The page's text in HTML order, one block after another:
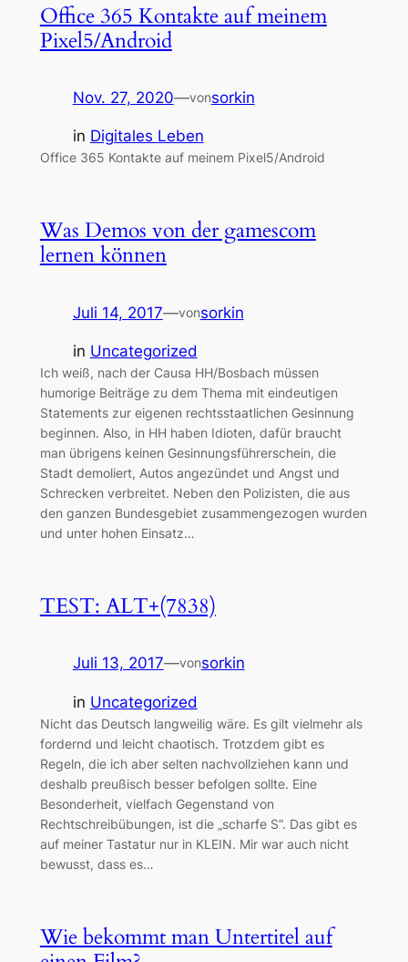
Office 365 Kontakte auf meinem
Pixel5/Android
Nov. 27, 2020—vonsorkin
in Digitales Leben
Office 365 Kontakte auf meinem Pixel5/Android
Was Demos von der gamescom
lernen können
Juli 14, 2017—vonsorkin
in Uncategorized
Ich weiß, nach der Causa HH/Bosbach müssen
humorige Beiträge zu dem Thema mit eindeutigen
Statements zur eigenen rechtsstaatlichen Gesinnung
beginnen. Also, in HH haben Idioten, dafür braucht
man übrigens keinen Gesinnungsführerschein, die
Stadt demoliert, Autos angezündet und Angst und
Schrecken verbreitet. Neben den Polizisten, die aus
den ganzen Bundesgebiet zusammengezogen wurden
und unter hohen Einsatz…
TEST: ALT+(7838)
Juli 13, 2017—vonsorkin
in Uncategorized
Nicht das Deutsch langweilig wäre. Es gilt vielmehr als
fordernd und leicht chaotisch. Trotzdem gibt es
Regeln, die ich aber selten nachvollziehen kann und
deshalb preußisch besser befolgen sollte. Eine
Besonderheit, vielfach Gegenstand von
Rechtschreibübungen, ist die „scharfe S“. Das gibt es
auf meiner Tastatur nur in KLEIN. Mir war auch nicht
bewusst, dass es…
Wie bekommt man Untertitel auf